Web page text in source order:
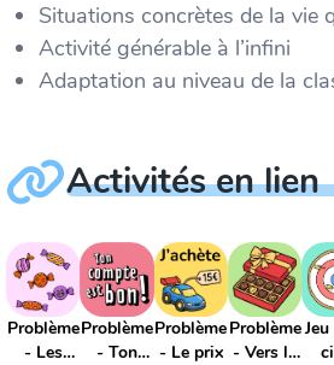
Situations concrètes de la vie
Activité générable à l’infini
Adaptation au niveau de la
Activités en lien
Problème
- Les
Problème
- Ton
Problème
- Le prix
Problème
- Vers la